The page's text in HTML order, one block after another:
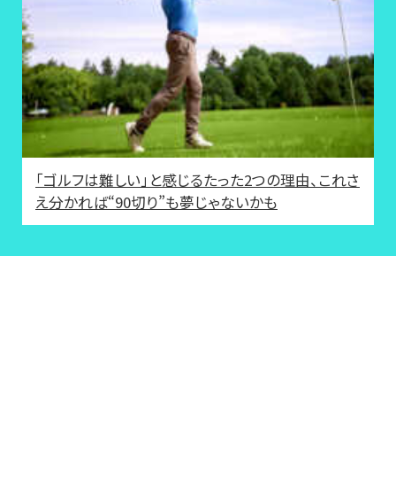
「ゴルフは難しい」と感じるたった2つの理由、これさ
え分かれば“90切り”も夢じゃないかも